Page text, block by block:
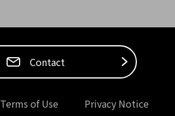
Contact
Terms of Use Privacy Notice